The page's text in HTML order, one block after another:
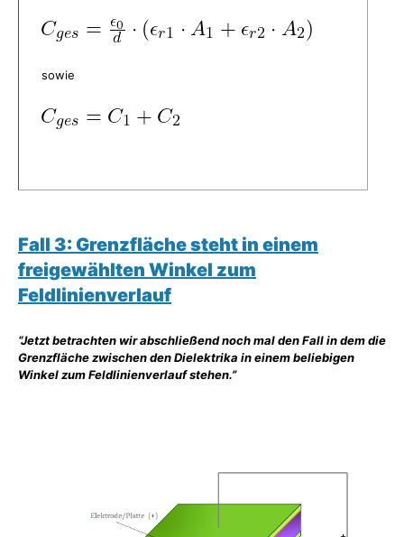
sowie
Fall 3: Grenzfläche steht in einem
freigewählten Winkel zum
Feldlinienverlauf
“Jetzt betrachten wir abschließend noch mal den Fall in dem die
Grenzfläche zwischen den Dielektrika in einem beliebigen
Winkel zum Feldlinienverlauf stehen.”